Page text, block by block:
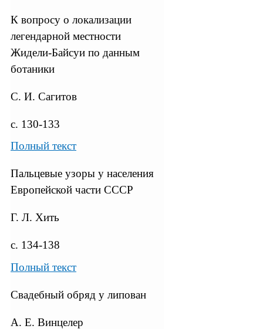
К вопросу о локализации
легендарной местности
Жидели-Байсуи по данным
ботаники
C. И. Сагитов
с. 130-133
Полный текст
Пальцевые узоры у населения
Европейской части СССР
Г. Л. Хить
с. 134-138
Полный текст
Свадебный обряд у липован
А. Е. Винцелер